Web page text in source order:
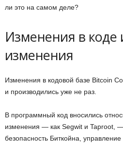
ли это на самом деле?
Изменения в коде
изменения
Изменения в кодовой базе Bitcoin
и производились уже не раз.
В программный код вносились
изменения — как Segwit и Taproot,
безопасность Биткойна,